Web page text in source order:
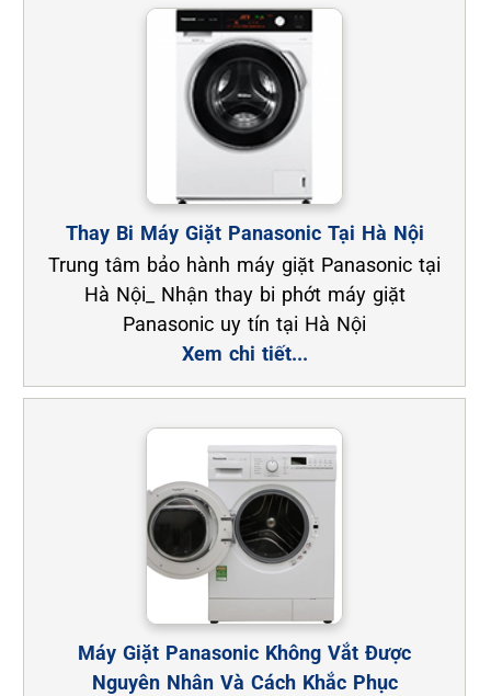
Thay Bi Máy Giặt Panasonic Tại Hà Nội
Trung tâm bảo hành máy giặt Panasonic tại
Hà Nội_ Nhận thay bi phớt máy giặt
Panasonic uy tín tại Hà Nội
Xem chi tiết...
Máy Giặt Panasonic Không Vắt Được
Nguyên Nhân Và Cách Khắc Phục